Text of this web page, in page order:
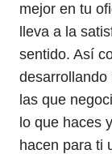
mejor en tu
lleva a la
sentido. Así
desarrollando
las que
lo que haces
hacen para ti